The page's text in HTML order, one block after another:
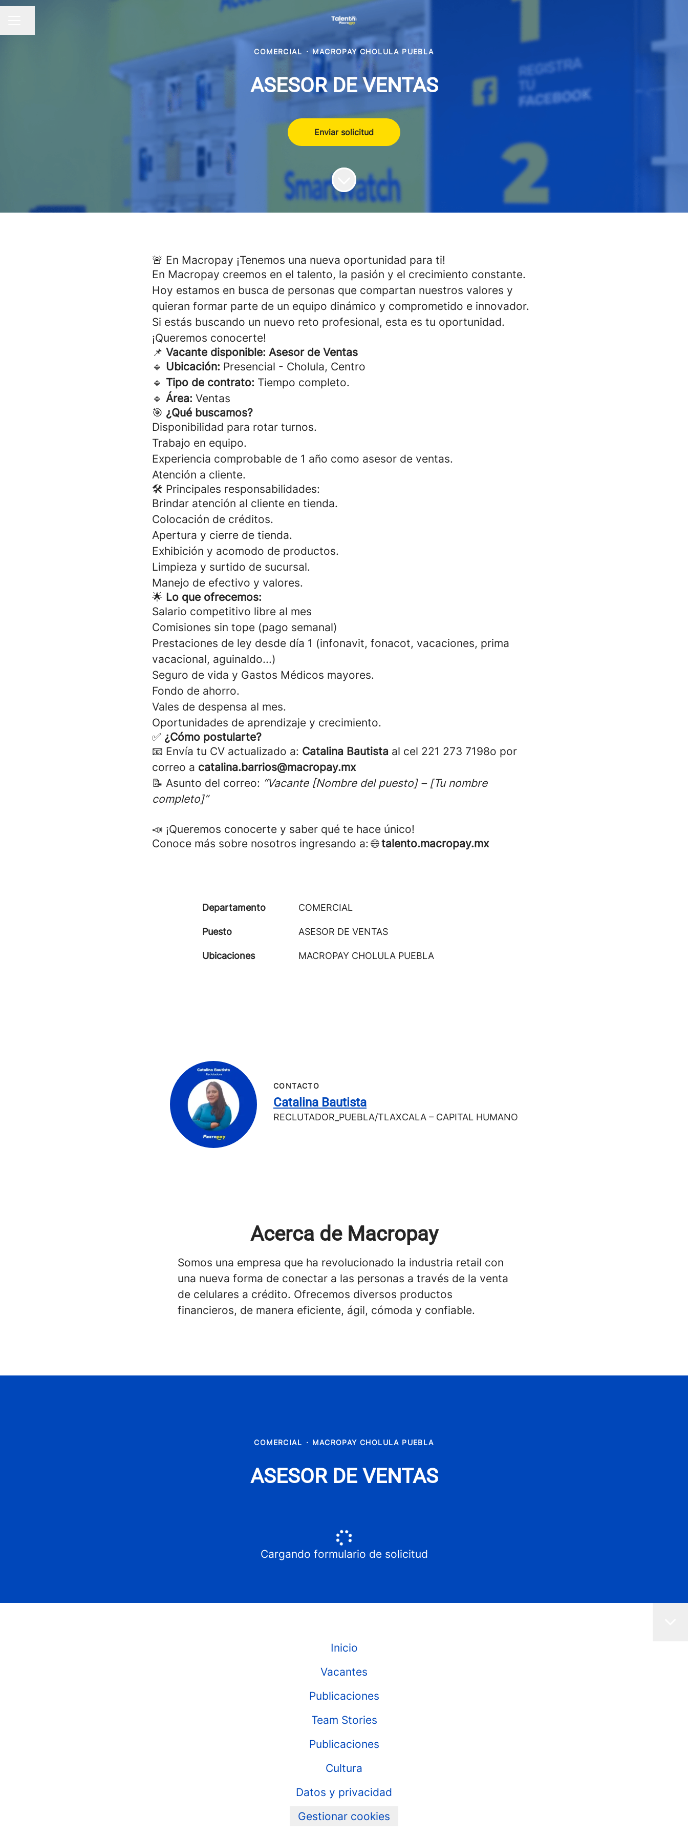
COMERCIAL · MACROPAY CHOLULA PUEBLA
ASESOR DE VENTAS
Enviar solicitud
🚨 En Macropay ¡Tenemos una nueva oportunidad para ti!
En Macropay creemos en el talento, la pasión y el crecimiento constante.
Hoy estamos en busca de personas que compartan nuestros valores y
quieran formar parte de un equipo dinámico y comprometido e innovador.
Si estás buscando un nuevo reto profesional, esta es tu oportunidad.
¡Queremos conocerte!
📌 Vacante disponible: Asesor de Ventas
🔹 Ubicación: Presencial - Cholula, Centro
🔹 Tipo de contrato: Tiempo completo.
🔹 Área: Ventas
🎯 ¿Qué buscamos?
Disponibilidad para rotar turnos.
Trabajo en equipo.
Experiencia comprobable de 1 año como asesor de ventas.
Atención a cliente.
🛠 Principales responsabilidades:
Brindar atención al cliente en tienda.
Colocación de créditos.
Apertura y cierre de tienda.
Exhibición y acomodo de productos.
Limpieza y surtido de sucursal.
Manejo de efectivo y valores.
🌟 Lo que ofrecemos:
Salario competitivo libre al mes
Comisiones sin tope (pago semanal)
Prestaciones de ley desde día 1 (infonavit, fonacot, vacaciones, prima
vacacional, aguinaldo...)
Seguro de vida y Gastos Médicos mayores.
Fondo de ahorro.
Vales de despensa al mes.
Oportunidades de aprendizaje y crecimiento.
✅ ¿Cómo postularte?
📧 Envía tu CV actualizado a: Catalina Bautista al cel 221 273 7198o por
correo a catalina.barrios@macropay.mx
📝 Asunto del correo: “Vacante [Nombre del puesto] – [Tu nombre
completo]”
📣 ¡Queremos conocerte y saber qué te hace único!
Conoce más sobre nosotros ingresando a: 🌐talento.macropay.mx
Departamento COMERCIAL
Puesto ASESOR DE VENTAS
Ubicaciones MACROPAY CHOLULA PUEBLA
CONTACTO
Catalina Bautista
RECLUTADOR_PUEBLA/TLAXCALA – CAPITAL HUMANO
Acerca de Macropay
Somos una empresa que ha revolucionado la industria retail con
una nueva forma de conectar a las personas a través de la venta
de celulares a crédito. Ofrecemos diversos productos
financieros, de manera eficiente, ágil, cómoda y confiable.
COMERCIAL · MACROPAY CHOLULA PUEBLA
ASESOR DE VENTAS
Cargando formulario de solicitud
Inicio
Vacantes
Publicaciones
Team Stories
Publicaciones
Cultura
Datos y privacidad
Gestionar cookies